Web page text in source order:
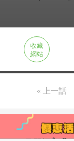
收藏
網站
« 上一話